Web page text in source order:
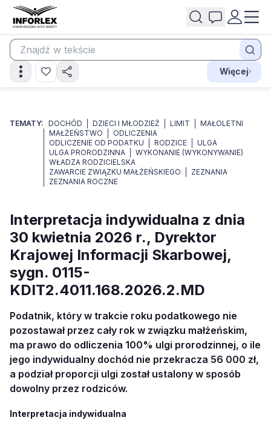
Więcej
TEMATY: DOCHÓD DZIECI I MŁODZIEŻ LIMIT
MAŁOLETNI
MAŁŻEŃSTWO
ODLICZENIA
ODLICZENIE OD PODATKU
RODZICE
ULGA
ULGA PRORODZINNA
WYKONANIE (WYKONYWANIE)
WŁADZA RODZICIELSKA
ZAWARCIE ZWIĄZKU MAŁŻEŃSKIEGO
ZEZNANIA
ZEZNANIA ROCZNE
Interpretacja indywidualna z dnia
30 kwietnia 2026 r., Dyrektor
Krajowej Informacji Skarbowej,
sygn. 0115-
KDIT2.4011.168.2026.2.MD
Podatnik, który w trakcie roku podatkowego nie
pozostawał przez cały rok w związku małżeńskim,
ma prawo do odliczenia 100% ulgi prorodzinnej, o ile
jego indywidualny dochód nie przekracza 56 000 zł,
a podział proporcji ulgi został ustalony w sposób
dowolny przez rodziców.
Interpretacja indywidualna